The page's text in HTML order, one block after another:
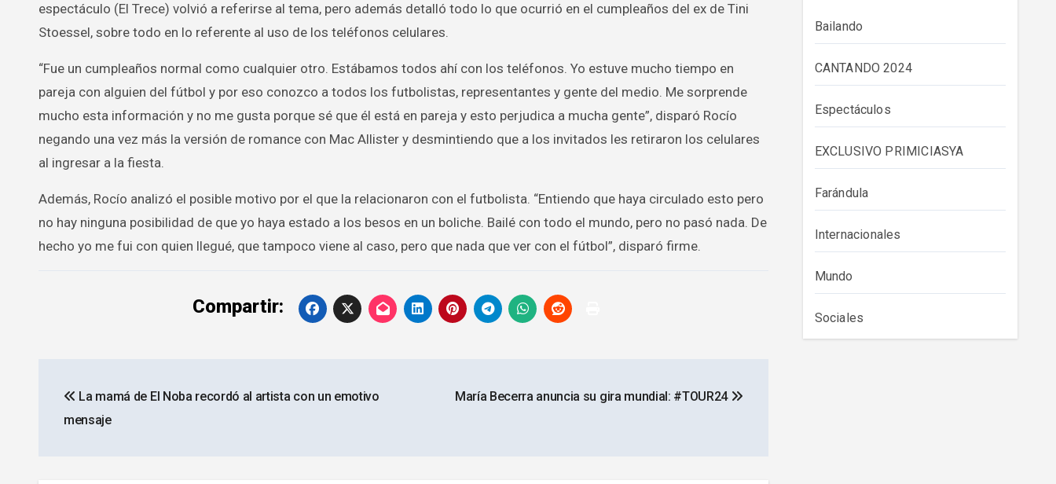
espectáculo (El Trece) volvió a referirse al tema, pero además detalló todo lo que ocurrió en el cumpleaños del ex de Tini
Stoessel, sobre todo en lo referente al uso de los teléfonos celulares.
“Fue un cumpleaños normal como cualquier otro. Estábamos todos ahí con los teléfonos. Yo estuve mucho tiempo en
pareja con alguien del fútbol y por eso conozco a todos los futbolistas, representantes y gente del medio. Me sorprende
mucho esta información y no me gusta porque sé que él está en pareja y esto perjudica a mucha gente”, disparó Rocío
negando una vez más la versión de romance con Mac Allister y desmintiendo que a los invitados les retiraron los celulares
al ingresar a la fiesta.
Además, Rocío analizó el posible motivo por el que la relacionaron con el futbolista. “Entiendo que haya circulado esto pero
no hay ninguna posibilidad de que yo haya estado a los besos en un boliche. Bailé con todo el mundo, pero no pasó nada. De
hecho yo me fui con quien llegué, que tampoco viene al caso, pero que nada que ver con el fútbol”, disparó firme.
Compartir:
de
La mamá de El Noba recordó al artista con un emotivo
mensaje
María Becerra anuncia su gira mundial: #TOUR24
Bailando
CANTANDO 2024
Espectáculos
EXCLUSIVO PRIMICIASYA
Farándula
Internacionales
Mundo
Sociales